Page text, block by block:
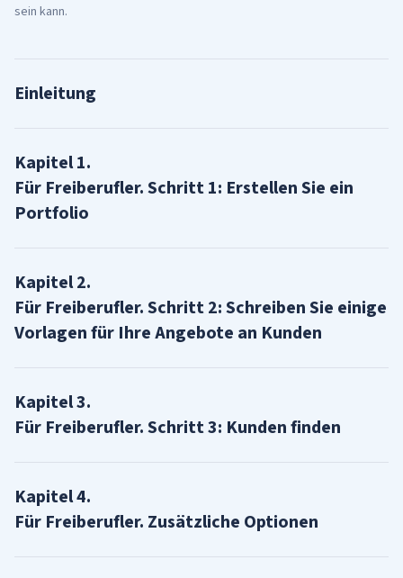
sein kann.
Einleitung
Kapitel1.
Für Freiberufler. Schritt 1: Erstellen Sie ein
Portfolio
Kapitel2.
Für Freiberufler. Schritt 2: Schreiben Sie einige
Vorlagen für Ihre Angebote an Kunden
Kapitel3.
Für Freiberufler. Schritt 3: Kunden finden
Kapitel4.
Für Freiberufler. Zusätzliche Optionen